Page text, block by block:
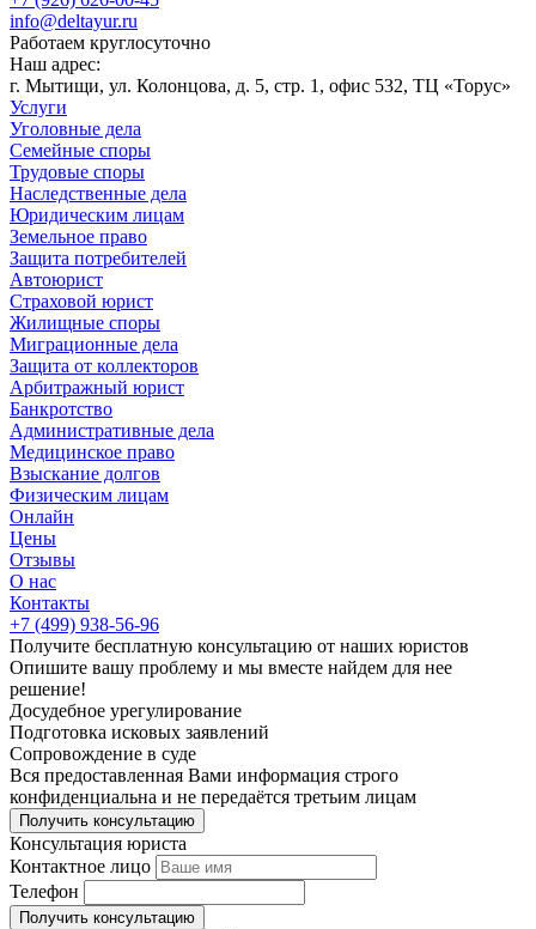
info@deltayur.ru
Работаем круглосуточно
Наш адрес:
г. Мытищи, ул. Колонцова, д. 5, стр. 1, офис 532, ТЦ «Торус»
Услуги
Уголовные дела
Семейные споры
Трудовые споры
Наследственные дела
Юридическим лицам
Земельное право
Защита потребителей
Автоюрист
Страховой юрист
Жилищные споры
Миграционные дела
Защита от коллекторов
Арбитражный юрист
Банкротство
Административные дела
Медицинское право
Взыскание долгов
Физическим лицам
Онлайн
Цены
Отзывы
О нас
Контакты
+7 (499) 938-56-96
Получите бесплатную консультацию от наших юристов
Опишите вашу проблему и мы вместе найдем для нее
решение!
Досудебное урегулирование
Подготовка исковых заявлений
Сопровождение в суде
Вся предоставленная Вами информация строго
конфиденциальна и не передаётся третьим лицам
Получить консультацию
Консультация юриста
Контактное лицо
Телефон
Получить консультацию